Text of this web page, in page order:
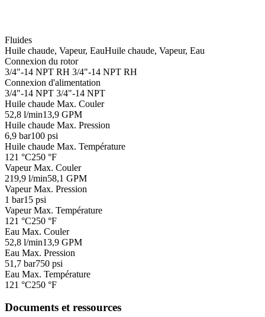
Fluides
Huile chaude, Vapeur, EauHuile chaude, Vapeur, Eau
Connexion du rotor
3/4"-14 NPT RH 3/4"-14 NPT RH
Connexion d'alimentation
3/4"-14 NPT 3/4"-14 NPT
Huile chaude Max. Couler
52,8 l/min13,9 GPM
Huile chaude Max. Pression
6,9 bar100 psi
Huile chaude Max. Température
121 °C250 °F
Vapeur Max. Couler
219,9 l/min58,1 GPM
Vapeur Max. Pression
1 bar15 psi
Vapeur Max. Température
121 °C250 °F
Eau Max. Couler
52,8 l/min13,9 GPM
Eau Max. Pression
51,7 bar750 psi
Eau Max. Température
121 °C250 °F
Documents et ressources